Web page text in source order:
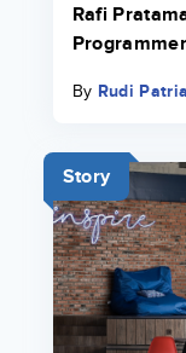
Rafi
By Rudi Patria
Story